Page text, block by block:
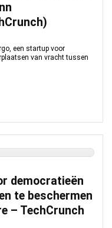
een startup voor
van vracht tussen
democratieën
te beschermen
– TechCrunch